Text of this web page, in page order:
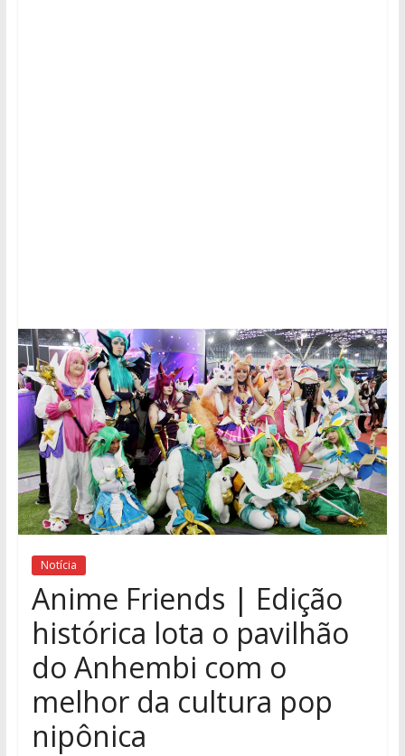
Notícia
Anime Friends | Edição
histórica lota o pavilhão
do Anhembi com o
melhor da cultura pop
nipônica